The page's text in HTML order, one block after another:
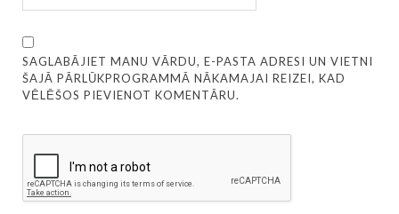
SAGLABĀJIET MANU VĀRDU, E-PASTA ADRESI UN VIETNI
ŠAJĀ PĀRLŪKPROGRAMMĀ NĀKAMAJAI REIZEI, KAD
VĒLĒŠOS PIEVIENOT KOMENTĀRU.